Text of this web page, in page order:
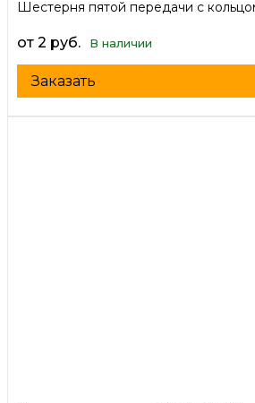
Шестерня пятой передачи с
от 2 руб. В наличии
Заказать